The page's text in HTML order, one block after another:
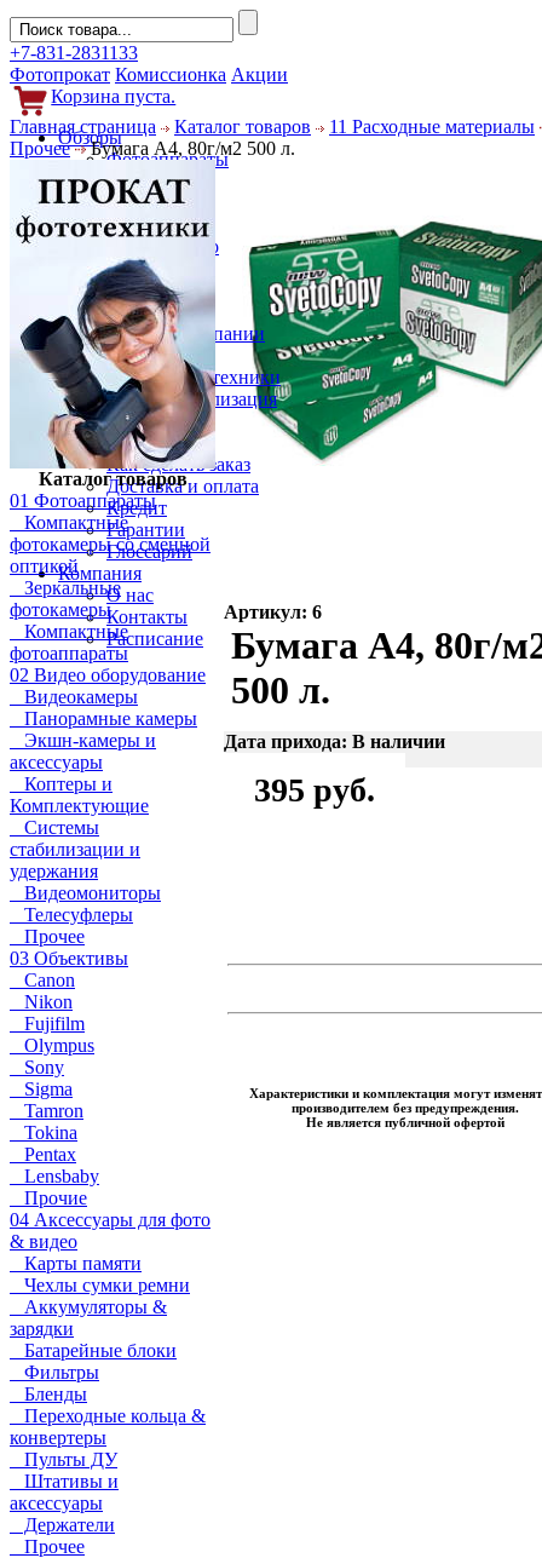
+7-831-2831133
Фотопрокат Комиссионка Акции
Корзина пуста.
Обзоры
Фотоаппараты
Объективы
Фильтры
Новости
Фото и видео
Гаджеты
Аксессуары
Слухи
Новости компании
Услуги
Прокат фототехники
Выкуп и реализация
Покупателям
Акции
Как сделать заказ
Доставка и оплата
Кредит
Гарантии
Глоссарий
Компания
О нас
Контакты
Расписание
Главная страница Каталог товаров
11 Расходные материалы
Прочее
Бумага A4, 80г/м2 500 л.
Каталог товаров
01 Фотоаппараты
Компактные
фотокамеры со сменной
оптикой
Зеркальные
фотокамеры
Компактные
фотоаппараты
02 Видео оборудование
Видеокамеры
Панорамные камеры
Экшн-камеры и
аксессуары
Коптеры и
Комплектующие
Системы
стабилизации и
удержания
Видеомониторы
Телесуфлеры
Прочее
03 Объективы
Canon
Nikon
Fujifilm
Olympus
Sony
Sigma
Tamron
Tokina
Pentax
Lensbaby
Прочие
04 Аксессуары для фото
& видео
Карты памяти
Чехлы сумки ремни
Аккумуляторы &
зарядки
Батарейные блоки
Фильтры
Бленды
Переходные кольца &
конвертеры
Пульты ДУ
Штативы и
аксессуары
Держатели
Прочее
Артикул: 6
Бумага A4, 80г/
500 л.
Дата прихода: В наличии
395 руб.
Характеристики и комплектация могут
производителем без предупреждения.
Не является публичной офертой